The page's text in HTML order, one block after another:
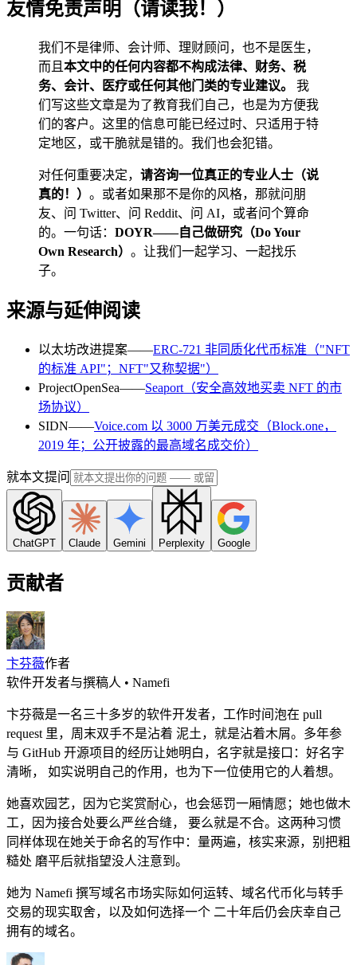
友情免责声明（请读我！）
我们不是律师、会计师、理财顾问，也不是医生，
而且 本文中的任何内容都不构成法律、财务、税
务、会计、医疗或任何其他门类的专业建议。
我
们写这些文章是为了教育我们自己，也是为方便我
们的客户。这里的信息可能已经过时、只适用于特
定地区，或干脆就是错的。我们也会犯错。
对任何重要决定， 请咨询一位真正的专业人士（说
真的！） 。或者如果那不是你的风格，那就问朋
友、问 Twitter、问 Reddit、问 AI，或者问个算命
的。一句话： DOYR——自己做研究（Do Your
Own Research） 。让我们一起学习、一起找乐
子。
来源与延伸阅读
以太坊改进提案——ERC-721 非同质化代币标准（"NFT
的标准 API"；NFT"又称契据"）
ProjectOpenSea——Seaport（安全高效地买卖 NFT 的市
场协议）
SIDN——Voice.com 以 3000 万美元成交（Block.one，
2019 年；公开披露的最高域名成交价）
就本文提问
ChatGPT Claude Gemini Perplexity Google
贡献者
卞芬薇作者
软件开发者与撰稿人 • Namefi
卞芬薇是一名三十多岁的软件开发者，工作时间泡在 pull
request 里，周末双手不是沾着 泥土，就是沾着木屑。多年参
与 GitHub 开源项目的经历让她明白，名字就是接口：好名字
清晰， 如实说明自己的作用，也为下一位使用它的人着想。
她喜欢园艺，因为它奖赏耐心，也会惩罚一厢情愿；她也做木
工，因为接合处要么严丝合缝， 要么就是不合。这两种习惯
同样体现在她关于命名的写作中：量两遍，核实来源，别把粗
糙处 磨平后就指望没人注意到。
她为 Namefi 撰写域名市场实际如何运转、域名代币化与转手
交易的现实取舍，以及如何选择一个 二十年后仍会庆幸自己
拥有的域名。